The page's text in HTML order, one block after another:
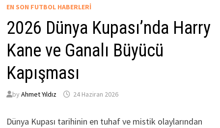
EN SON FUTBOL HABERLERI
2026 Dünya Kupası’nda Harry
Kane ve Ganalı Büyücü
Kapışması
by Ahmet Yıldız 24 Haziran 2026
Dünya Kupası tarihinin en tuhaf ve mistik olaylarından